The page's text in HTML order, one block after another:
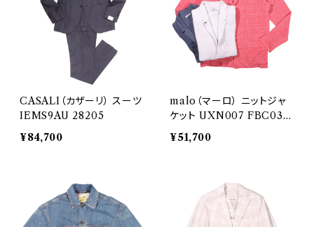
CASALI（カザーリ） スーツ
IEMS9AU 28205
¥84,700
malo（マーロ） ニットジャ
ケット UXN007 FBC03 2
8746
¥51,700